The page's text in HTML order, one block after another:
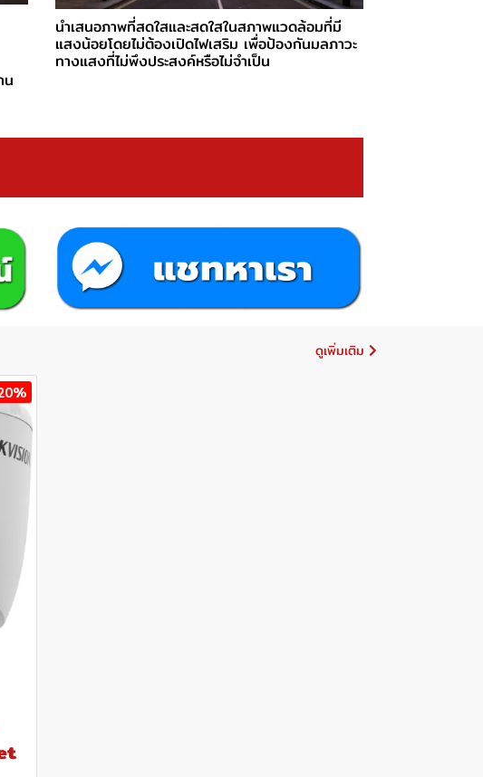
น
นำเสนอภาพที่สดใสและสดใสในสภาพแวดล้อมที่มี
แสงน้อยโดยไม่ต้องเปิดไฟเสริม เพื่อป้องกันมลภาวะ
ทางแสงที่ไม่พึงประสงค์หรือไม่จำเป็น
ดูเพิ่มเติม